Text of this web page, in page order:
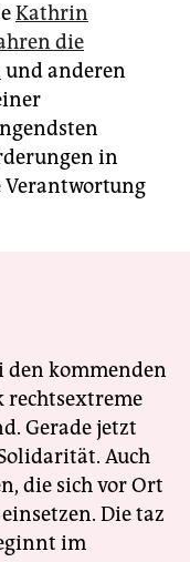
Kathrin
die
und anderen
in
Verantwortung
den kommenden
rechtsextreme
Gerade jetzt
Auch
die sich vor Ort
Die taz
im